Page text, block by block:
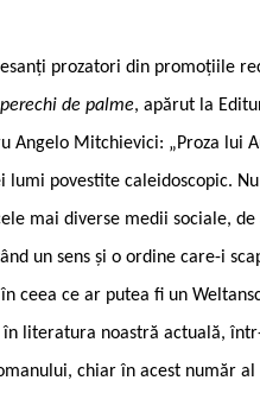
prozatori din promoțiile
de palme, apărut la
Angelo Mitchievici: „Proza lui
lumi povestite caleidoscopic.
mai diverse medii sociale,
un sens și o ordine care-i
ceea ce ar putea fi un
literatura noastră actuală,
chiar în acest număr